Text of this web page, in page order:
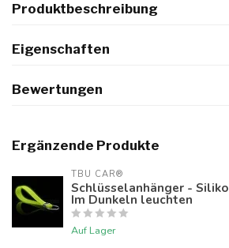
Produktbeschreibung
Eigenschaften
Bewertungen
Ergänzende Produkte
TBU CAR®
Schlüsselanhänger -
Im Dunkeln leuchten
Auf Lager